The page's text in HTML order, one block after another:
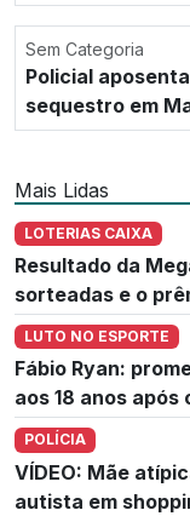
Sem Categoria
Policial
sequestro em
Mais Lidas
LOTERIAS CAIXA
Resultado da
sorteadas e o
LUTO NO ESPORTE
Fábio Ryan:
aos 18 anos após
POLÍCIA
VÍDEO: Mãe
autista em